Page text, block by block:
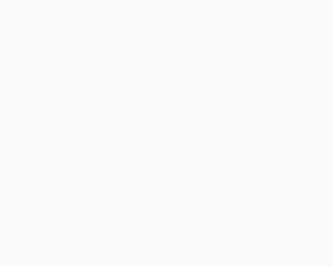
بسیار مختلف به راحتی انجام می گیرد و اغلب این هتل رونق
شوند.